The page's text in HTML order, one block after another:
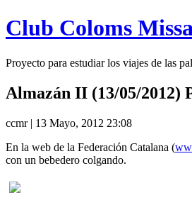
Club Coloms
Proyecto para estudiar los viajes de las
Almazán II (13/05/2012)
ccmr | 13 Mayo, 2012 23:08
En la web de la Federación Catalana (
con un bebedero colgando.